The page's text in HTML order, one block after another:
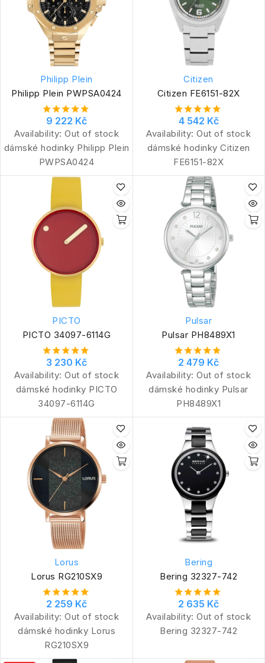
Philipp Plein
Philipp Plein PWPSA0424
9 222 Kč
Availability: Out of stock
dámské hodinky Philipp Plein
PWPSA0424
Citizen
Citizen FE6151-82X
4 542 Kč
Availability: Out of stock
dámské hodinky Citizen
FE6151-82X
PICTO
PICTO 34097-6114G
3 230 Kč
Availability: Out of stock
dámské hodinky PICTO
34097-6114G
Pulsar
Pulsar PH8489X1
2 479 Kč
Availability: Out of stock
dámské hodinky Pulsar
PH8489X1
Lorus
Lorus RG210SX9
2 259 Kč
Availability: Out of stock
dámské hodinky Lorus
RG210SX9
Bering
Bering 32327-742
2 635 Kč
Availability: Out of stock
Bering 32327-742